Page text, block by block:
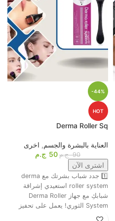
-44%
HOT
Derma Roller Sq
العناية بالبشرة والجسم, اخرى
90 ج.م 50 ج.م
اشترى الآن
1️⃣ جدد شباب بشرتك مع derma
roller system استعيدي إشراقة
شبابكِ مع جهاز Derma Roller
System الثوري! يعمل على تحفيز